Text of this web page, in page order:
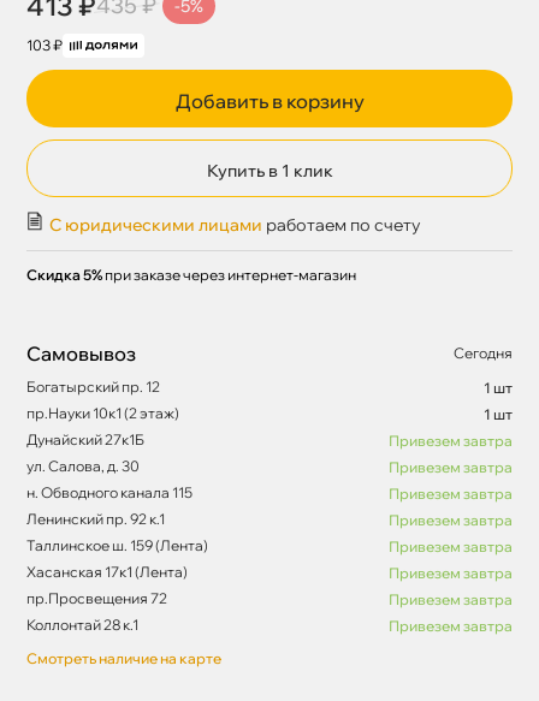
-5%
103 ₽
Добавить в корзину
Купить в 1 клик
С юридическими лицами работаем по счету
Скидка 5% при заказе через интернет-магазин
Самовывоз
Сегодня
Богатырский пр. 12
1 шт
пр.Науки 10к1 (2 этаж)
1 шт
Дунайский 27к1Б
Привезем завтра
ул. Салова, д. 30
Привезем завтра
н. Обводного канала 115
Привезем завтра
Ленинский пр. 92 к.1
Привезем завтра
Таллинское ш. 159 (Лента)
Привезем завтра
Хасанская 17к1 (Лента)
Привезем завтра
пр.Просвещения 72
Привезем завтра
Коллонтай 28 к.1
Привезем завтра
Смотреть наличие на карте